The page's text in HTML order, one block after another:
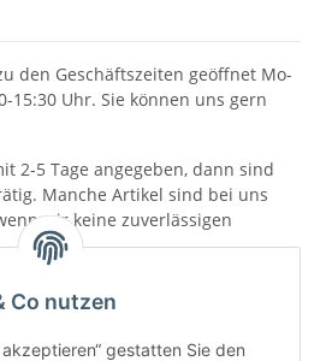
Co nutzen
gestatten Sie den
den Geschäftszeiten geöffnet Mo-
15:30 Uhr. Sie können uns gern
2-5 Tage angegeben, dann sind
Manche Artikel sind bei uns
wir keine zuverlässigen